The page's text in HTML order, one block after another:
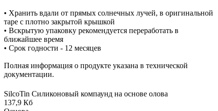
• Хранить вдали от прямых солнечных лучей, в оригинальной
таре с плотно закрытой крышкой
• Вскрытую упаковку рекомендуется переработать в
ближайшее время
• Срок годности - 12 месяцев
Полная информация о продукте указана в технической
документации.
SilcoTin Силиконовый компаунд на основе олова
137,9 Кб